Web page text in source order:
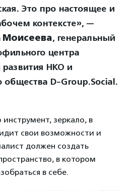
Это про настоящее и
контексте», —
Моисеева, генеральный
центра
НКО и
общества D-Group.Social.
зеркало, в
свои возможности и
должен создать
в котором
в себе.